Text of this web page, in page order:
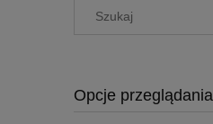
Opcje przeglądania